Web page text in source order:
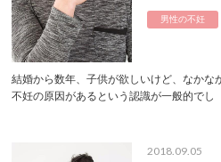
男性の不妊
結婚から数年、子供が欲しいけど、なかな
不妊の原因があるという認識が一般的でし
2018.09.05